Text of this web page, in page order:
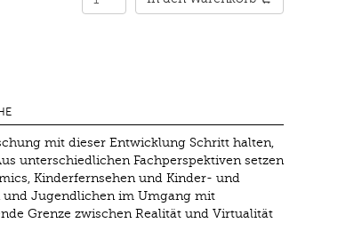
mit dieser Entwicklung Schritt halten,
unterschiedlichen Fachperspektiven setzen
Kinderfernsehen und Kinder- und
und Jugendlichen im Umgang mit
Grenze zwischen Realität und Virtualität